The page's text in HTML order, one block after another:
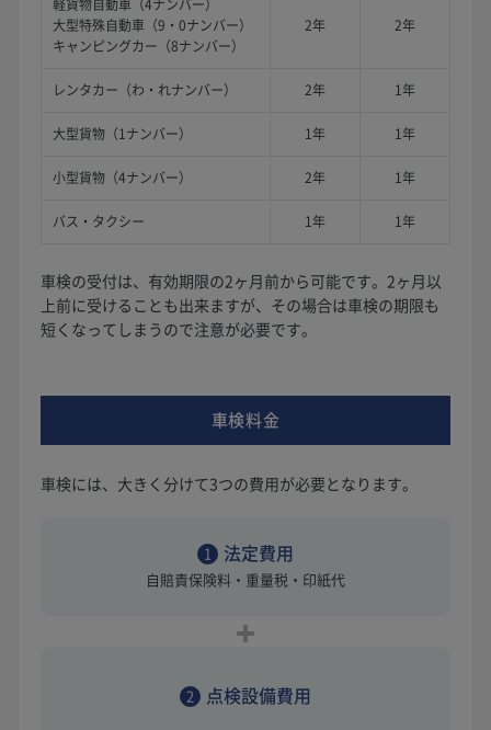
軽貨物自動車（4ナンバー）
大型特殊自動車（9・0ナンバー）
キャンピングカー（8ナンバー）
2年 2年
レンタカー（わ・れナンバー） 2年 1年
大型貨物（1ナンバー） 1年 1年
小型貨物（4ナンバー） 2年 1年
バス・タクシー 1年 1年
車検の受付は、有効期限の2ヶ月前から可能です。2ヶ月以
上前に受けることも出来ますが、その場合は車検の期限も
短くなってしまうので注意が必要です。
車検料金
車検には、大きく分けて3つの費用が必要となります。
1 法定費用
自賠責保険料・重量税・印紙代
2 点検設備費用